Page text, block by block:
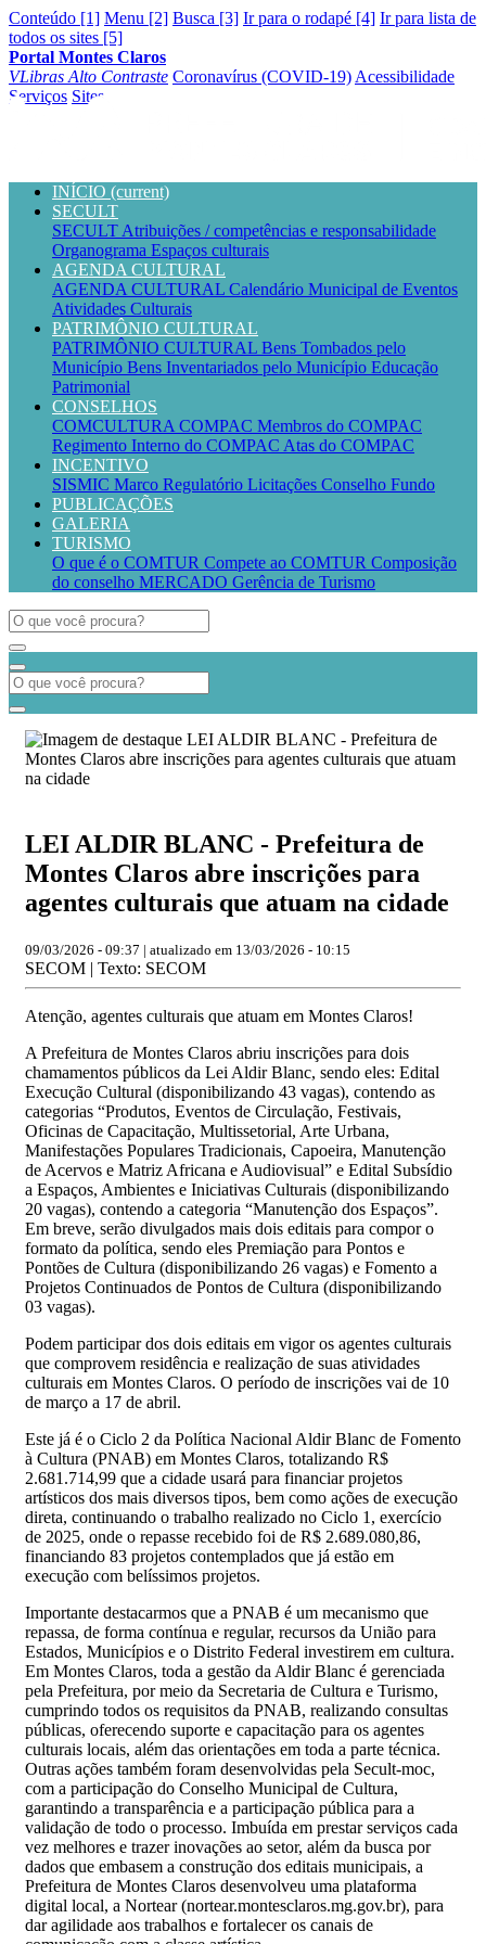
Conteúdo [1] Menu [2] Busca [3] Ir para o rodapé [4] Ir para lista de
todos os sites [5]
Portal Montes Claros
VLibras Alto Contraste Coronavírus (COVID-19) Acessibilidade
Serviços Sites
INÍCIO (current)
SECULT
SECULT Atribuições / competências e responsabilidade
Organograma Espaços culturais
AGENDA CULTURAL
AGENDA CULTURAL Calendário Municipal de Eventos
Atividades Culturais
PATRIMÔNIO CULTURAL
PATRIMÔNIO CULTURAL Bens Tombados pelo
Município Bens Inventariados pelo Município Educação
Patrimonial
CONSELHOS
COMCULTURA COMPAC Membros do COMPAC
Regimento Interno do COMPAC Atas do COMPAC
INCENTIVO
SISMIC Marco Regulatório Licitações Conselho Fundo
PUBLICAÇÕES
GALERIA
TURISMO
O que é o COMTUR Compete ao COMTUR Composição
do conselho MERCADO Gerência de Turismo
LEI ALDIR BLANC - Prefeitura de
Montes Claros abre inscrições para
agentes culturais que atuam na cidade
09/03/2026 - 09:37 | atualizado em 13/03/2026 - 10:15
SECOM | Texto: SECOM
Atenção, agentes culturais que atuam em Montes Claros!
A Prefeitura de Montes Claros abriu inscrições para dois
chamamentos públicos da Lei Aldir Blanc, sendo eles: Edital
Execução Cultural (disponibilizando 43 vagas), contendo as
categorias “Produtos, Eventos de Circulação, Festivais,
Oficinas de Capacitação, Multissetorial, Arte Urbana,
Manifestações Populares Tradicionais, Capoeira, Manutenção
de Acervos e Matriz Africana e Audiovisual” e Edital Subsídio
a Espaços, Ambientes e Iniciativas Culturais (disponibilizando
20 vagas), contendo a categoria “Manutenção dos Espaços”.
Em breve, serão divulgados mais dois editais para compor o
formato da política, sendo eles Premiação para Pontos e
Pontões de Cultura (disponibilizando 26 vagas) e Fomento a
Projetos Continuados de Pontos de Cultura (disponibilizando
03 vagas).
Podem participar dos dois editais em vigor os agentes culturais
que comprovem residência e realização de suas atividades
culturais em Montes Claros. O período de inscrições vai de 10
de março a 17 de abril.
Este já é o Ciclo 2 da Política Nacional Aldir Blanc de Fomento
à Cultura (PNAB) em Montes Claros, totalizando R$
2.681.714,99 que a cidade usará para financiar projetos
artísticos dos mais diversos tipos, bem como ações de execução
direta, continuando o trabalho realizado no Ciclo 1, exercício
de 2025, onde o repasse recebido foi de R$ 2.689.080,86,
financiando 83 projetos contemplados que já estão em
execução com belíssimos projetos.
Importante destacarmos que a PNAB é um mecanismo que
repassa, de forma contínua e regular, recursos da União para
Estados, Municípios e o Distrito Federal investirem em cultura.
Em Montes Claros, toda a gestão da Aldir Blanc é gerenciada
pela Prefeitura, por meio da Secretaria de Cultura e Turismo,
cumprindo todos os requisitos da PNAB, realizando consultas
públicas, oferecendo suporte e capacitação para os agentes
culturais locais, além das orientações em toda a parte técnica.
Outras ações também foram desenvolvidas pela Secult-moc,
com a participação do Conselho Municipal de Cultura,
garantindo a transparência e a participação pública para a
validação de todo o processo. Imbuída em prestar serviços cada
vez melhores e trazer inovações ao setor, além da busca por
dados que embasem a construção dos editais municipais, a
Prefeitura de Montes Claros desenvolveu uma plataforma
digital local, a Nortear (nortear.montesclaros.mg.gov.br), para
dar agilidade aos trabalhos e fortalecer os canais de